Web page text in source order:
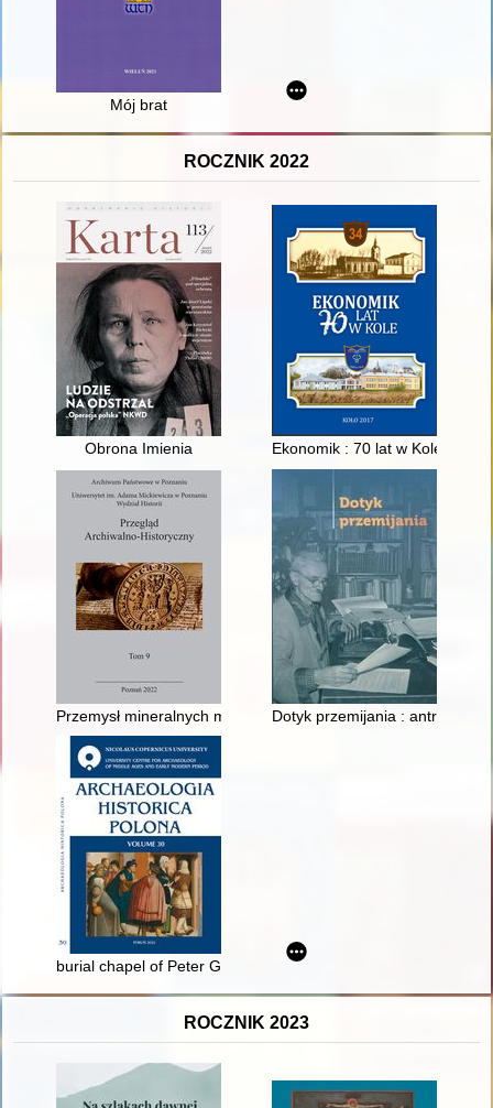
Mój brat
ROCZNIK 2022
Obrona Imienia Ekonomik : 70 lat w Kole
Przemysł mineralnych materiałów budowlanych w latach
Dotyk przemijania :
burial chapel of Peter Gröning, mayor of Stargard (†1631) :
ROCZNIK 2023